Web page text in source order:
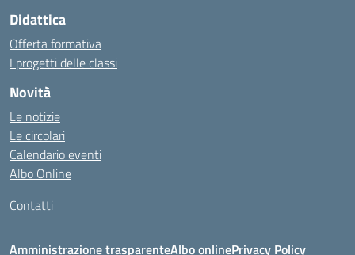
Didattica
Offerta formativa
I progetti delle classi
Novità
Le notizie
Le circolari
Calendario eventi
Albo Online
Contatti
Amministrazione trasparenteAlbo onlinePrivacy Policy